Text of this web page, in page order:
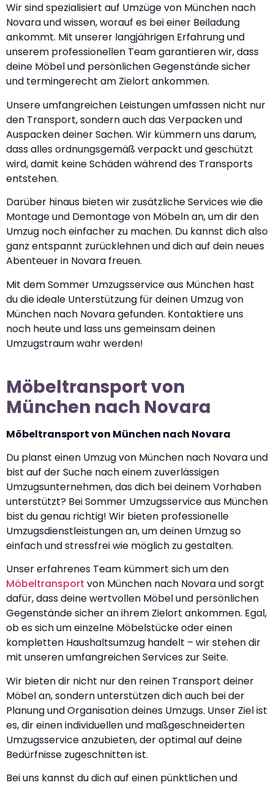
Wir sind spezialisiert auf Umzüge von München nach
Novara und wissen, worauf es bei einer Beiladung
ankommt. Mit unserer langjährigen Erfahrung und
unserem professionellen Team garantieren wir, dass
deine Möbel und persönlichen Gegenstände sicher
und termingerecht am Zielort ankommen.
Unsere umfangreichen Leistungen umfassen nicht nur
den Transport, sondern auch das Verpacken und
Auspacken deiner Sachen. Wir kümmern uns darum,
dass alles ordnungsgemäß verpackt und geschützt
wird, damit keine Schäden während des Transports
entstehen.
Darüber hinaus bieten wir zusätzliche Services wie die
Montage und Demontage von Möbeln an, um dir den
Umzug noch einfacher zu machen. Du kannst dich also
ganz entspannt zurücklehnen und dich auf dein neues
Abenteuer in Novara freuen.
Mit dem Sommer Umzugsservice aus München hast
du die ideale Unterstützung für deinen Umzug von
München nach Novara gefunden. Kontaktiere uns
noch heute und lass uns gemeinsam deinen
Umzugstraum wahr werden!
Möbeltransport von
München nach Novara
Möbeltransport von München nach Novara
Du planst einen Umzug von München nach Novara und
bist auf der Suche nach einem zuverlässigen
Umzugsunternehmen, das dich bei deinem Vorhaben
unterstützt? Bei Sommer Umzugsservice aus München
bist du genau richtig! Wir bieten professionelle
Umzugsdienstleistungen an, um deinen Umzug so
einfach und stressfrei wie möglich zu gestalten.
Unser erfahrenes Team kümmert sich um den
Möbeltransport von München nach Novara und sorgt
dafür, dass deine wertvollen Möbel und persönlichen
Gegenstände sicher an ihrem Zielort ankommen. Egal,
ob es sich um einzelne Möbelstücke oder einen
kompletten Haushaltsumzug handelt – wir stehen dir
mit unseren umfangreichen Services zur Seite.
Wir bieten dir nicht nur den reinen Transport deiner
Möbel an, sondern unterstützen dich auch bei der
Planung und Organisation deines Umzugs. Unser Ziel ist
es, dir einen individuellen und maßgeschneiderten
Umzugsservice anzubieten, der optimal auf deine
Bedürfnisse zugeschnitten ist.
Bei uns kannst du dich auf einen pünktlichen und